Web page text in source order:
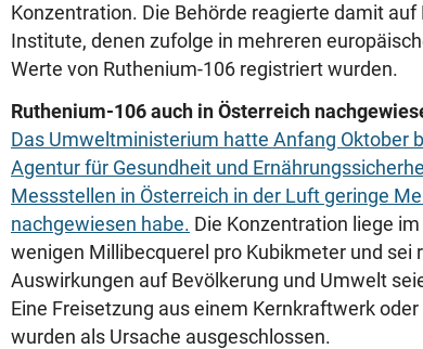
Konzentration. Die Behörde reagierte damit
Institute, denen zufolge in mehreren
Werte von Ruthenium-106 registriert wurden.
Ruthenium-106 auch in Österreich
Das Umweltministerium hatte Anfang Oktober
Agentur für Gesundheit und
Messstellen in Österreich in der Luft geringe
nachgewiesen habe. Die Konzentration liege
wenigen Millibecquerel pro Kubikmeter und sei
Auswirkungen auf Bevölkerung und Umwelt
Eine Freisetzung aus einem Kernkraftwerk
wurden als Ursache ausgeschlossen.